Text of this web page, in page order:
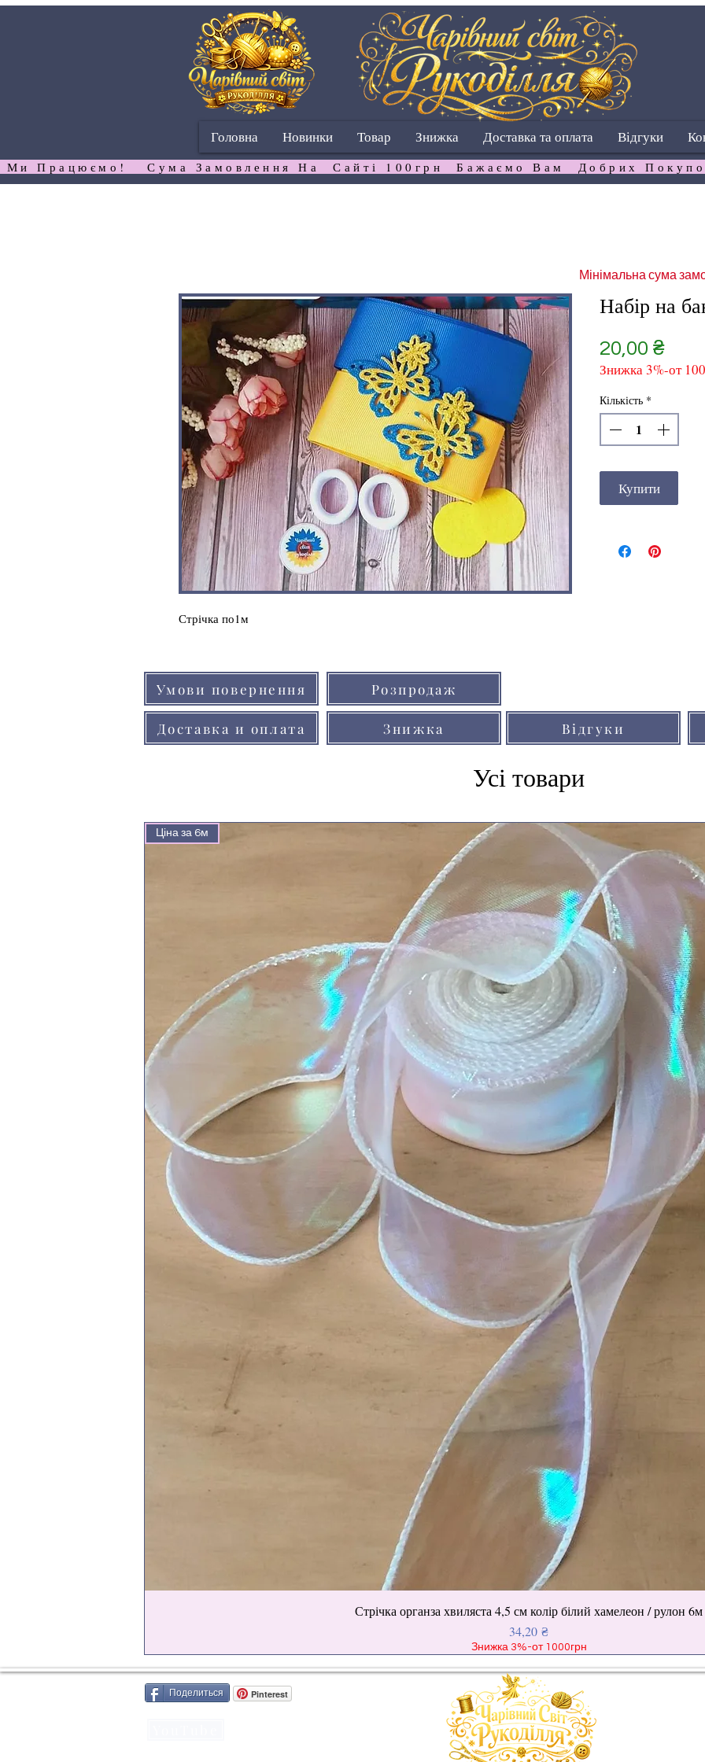
Головна Новинки Товар Знижка Доставка та оплата Відгуки
Ми Працюємо!   Сума Замовлення На  Сайті 100грн  Бажаємо Вам  Добрих
Стрічка по1м
Набір на
20,00 ₴Ціна
Знижка 3%-от
Кількість *
Купити
Мінімальна сума
Умови повернення
Доставка и оплата
Розпродаж
Знижка Відгуки
Усі товари
Ціна за 6м
Стрічка органза хвиляста 4,5 см колір білий хамелеон / рулон 6м
Ціна
34,20 ₴
Знижка 3%-от 1000грн
Поделиться Pinterest